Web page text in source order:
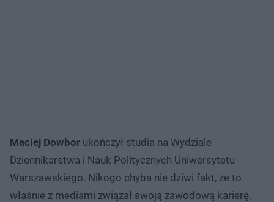
Maciej Dowbor ukończył studia na Wydziale
Dziennikarstwa i Nauk Politycznych Uniwersytetu
Warszawskiego. Nikogo chyba nie dziwi fakt, że to
właśnie z mediami związał swoją zawodową karierę.